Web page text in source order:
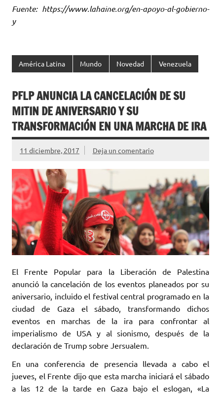
Fuente: https://www.lahaine.org/en-apoyo-al-gobierno-
y
América Latina Mundo Novedad Venezuela
PFLP ANUNCIA LA CANCELACIÓN DE SU
MITIN DE ANIVERSARIO Y SU
TRANSFORMACIÓN EN UNA MARCHA DE IRA
11 diciembre, 2017 Deja un comentario
El Frente Popular para la Liberación de Palestina
anunció la cancelación de los eventos planeados por su
aniversario, incluido el festival central programado en la
ciudad de Gaza el sábado, transformando dichos
eventos en marchas de la ira para confrontar al
imperialismo de USA y al sionismo, después de la
declaración de Trump sobre Jersualem.
En una conferencia de presencia llevada a cabo el
jueves, el Frente dijo que esta marcha iniciará el sábado
a las 12 de la tarde en Gaza bajo el eslogan, «La